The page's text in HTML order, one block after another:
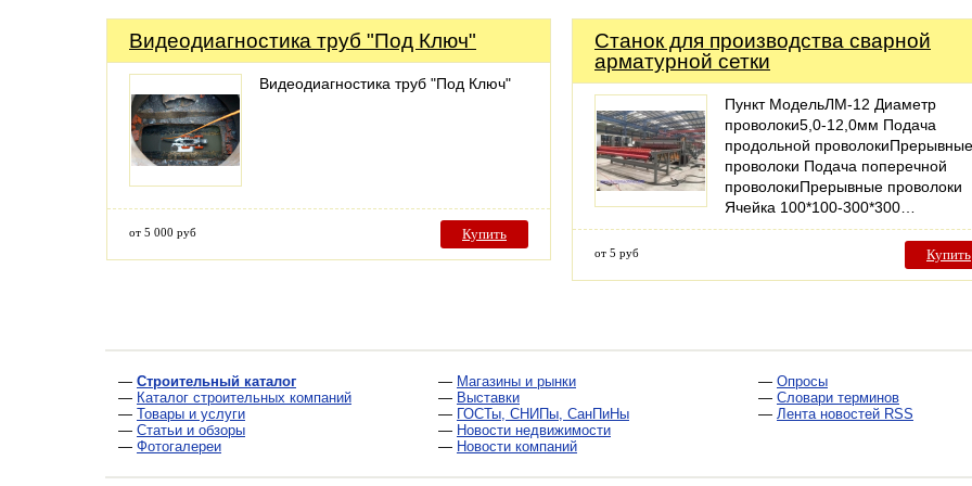
Видеодиагностика труб "Под Ключ"
Видеодиагностика труб "Под Ключ"
от 5 000 руб Купить
Станок для производства сварной
арматурной сетки
Пункт МодельЛМ-12 Диаметр
проволоки5,0-12,0мм Подача
продольной проволокиПрерывные
проволоки Подача поперечной
проволокиПрерывные проволоки
Ячейка 100*100-300*300…
от 5 руб Купить
— Строительный каталог
— Каталог строительных компаний
— Товары и услуги
— Статьи и обзоры
— Фотогалереи
— Магазины и рынки
— Выставки
— ГОСТы, СНИПы, СанПиНы
— Новости недвижимости
— Новости компаний
— Опросы
— Словари терминов
— Лента новостей RSS